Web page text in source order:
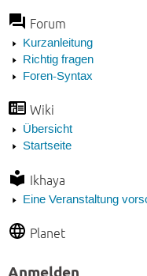
Forum
Kurzanleitung
Richtig fragen
Foren-Syntax
Wiki
Übersicht
Startseite
Ikhaya
Eine Veranstaltung
Planet